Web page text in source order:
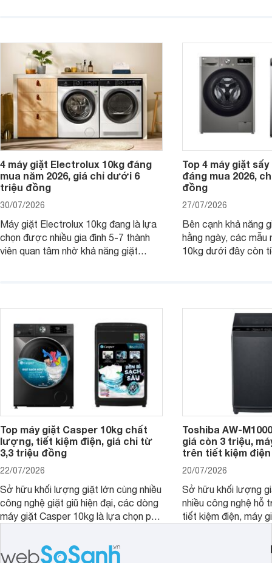
giặt cửa trên 9kg.
giặt.
4 máy giặt Electrolux 10kg đáng
mua năm 2026, giá chỉ dưới 6
triệu đồng
30/07/2026
Máy giặt Electrolux 10kg đang là lựa
chọn được nhiều gia đình 5-7 thành
viên quan tâm nhờ khả năng giặt
Top 4 máy giặt
đáng mua 2026,
đồng
27/07/2026
Bên cạnh khả năng
hằng ngày, các mẫu
10kg dưới đây còn
Top máy giặt Casper 10kg chất
lượng, tiết kiệm điện, giá chỉ từ
3,3 triệu đồng
22/07/2026
Sở hữu khối lượng giặt lớn cùng nhiều
công nghệ giặt giũ hiện đại, các dòng
máy giặt Casper 10kg là lựa chọn phù
Toshiba AW-
giá còn 3 triệu,
trên tiết kiệm
20/07/2026
Sở hữu khối lượng
nhiều công nghệ hỗ
tiết kiệm điện, máy
nhắc cho các gia
bán hiện đã giảm